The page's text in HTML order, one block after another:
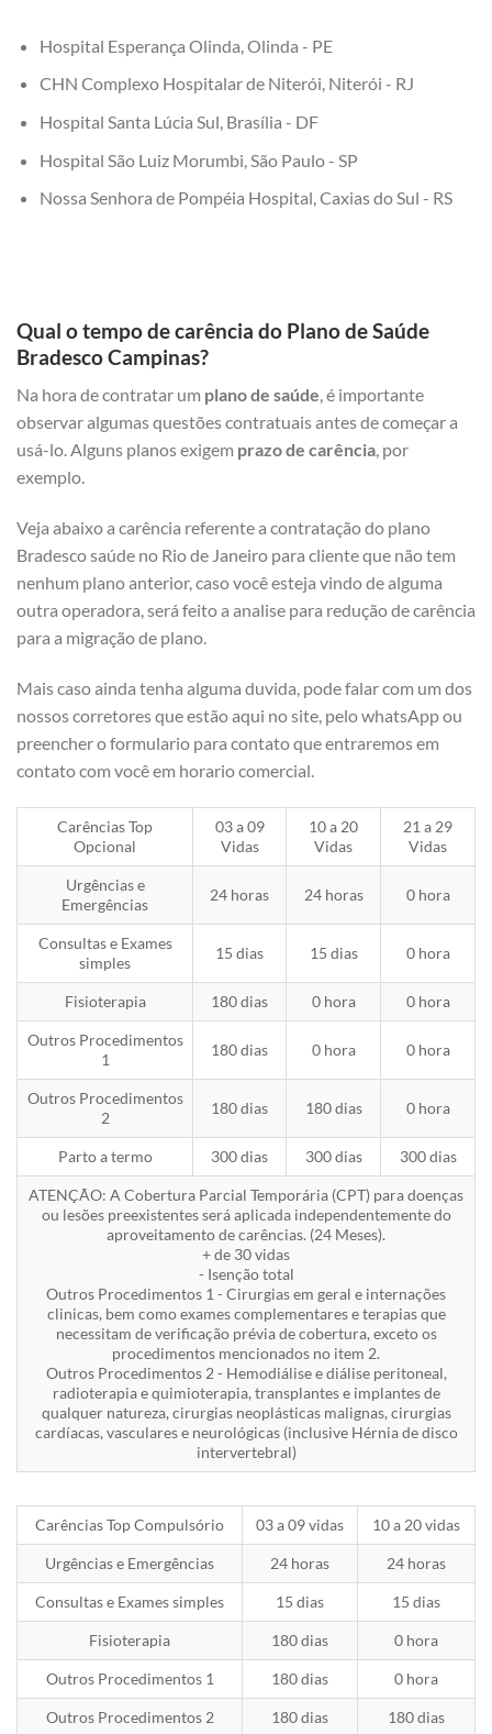
Hospital Esperança Olinda, Olinda - PE
CHN Complexo Hospitalar de Niterói, Niterói - RJ
Hospital Santa Lúcia Sul, Brasília - DF
Hospital São Luiz Morumbi, São Paulo - SP
Nossa Senhora de Pompéia Hospital, Caxias do Sul - RS
Qual o tempo de carência do Plano de Saúde
Bradesco Campinas?
Na hora de contratar um plano de saúde, é importante
observar algumas questões contratuais antes de começar a
usá-lo. Alguns planos exigem prazo de carência, por
exemplo.
Veja abaixo a carência referente a contratação do plano
Bradesco saúde no Rio de Janeiro para cliente que não tem
nenhum plano anterior, caso você esteja vindo de alguma
outra operadora, será feito a analise para redução de carência
para a migração de plano.
Mais caso ainda tenha alguma duvida, pode falar com um dos
nossos corretores que estão aqui no site, pelo whatsApp ou
preencher o formulario para contato que entraremos em
contato com você em horario comercial.
Carências Top
Opcional
03 a 09
Vidas
10 a 20
Vidas
21 a 29
Vidas
Urgências e
Emergências
24 horas 24 horas 0 hora
Consultas e Exames
simples
15 dias 15 dias 0 hora
Fisioterapia 180 dias 0 hora 0 hora
Outros Procedimentos
1
180 dias 0 hora 0 hora
Outros Procedimentos
2
180 dias 180 dias 0 hora
Parto a termo 300 dias 300 dias 300 dias
ATENÇÃO: A Cobertura Parcial Temporária (CPT) para doenças
ou lesões preexistentes será aplicada independentemente do
aproveitamento de carências. (24 Meses).
+ de 30 vidas
- Isenção total
Outros Procedimentos 1 - Cirurgias em geral e internações
clinicas, bem como exames complementares e terapias que
necessitam de verificação prévia de cobertura, exceto os
procedimentos mencionados no item 2.
Outros Procedimentos 2 - Hemodiálise e diálise peritoneal,
radioterapia e quimioterapia, transplantes e implantes de
qualquer natureza, cirurgias neoplásticas malignas, cirurgias
cardíacas, vasculares e neurológicas (inclusive Hérnia de disco
intervertebral)
Carências Top Compulsório 03 a 09 vidas 10 a 20 vidas
Urgências e Emergências 24 horas 24 horas
Consultas e Exames simples 15 dias 15 dias
Fisioterapia 180 dias 0 hora
Outros Procedimentos 1 180 dias 0 hora
Outros Procedimentos 2 180 dias 180 dias